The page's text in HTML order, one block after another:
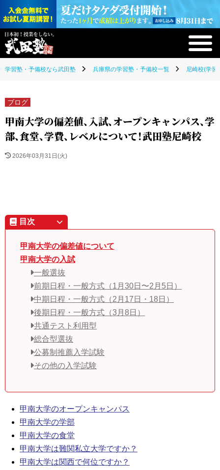
学習塾・予備校なら武田塾 兵庫県の学習塾・予備校一覧 尼崎校(学習
ブログ
甲南大学の偏差値、入試、オープンキャンパス、学
部、食堂、学費、レベルについて！武田塾尼崎校
2026年03月31日(火)
目次
甲南大学の偏差値について
甲南大学の入試
一般選抜
前期日程・一般方式（1月30日〜2月5日）
中期日程・一般方式（2月17日・18日）
後期日程・一般方式（3月8日）
共通テスト利用型
総合型選抜
公募制推薦入学試験
その他の入学試験
甲南大学のオープンキャンパス
甲南大学の学部
甲南大学の食堂
甲南大学は難関私立大学ですか？
甲南大学は関西で何位ですか？